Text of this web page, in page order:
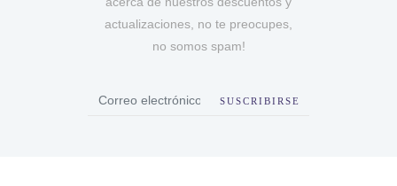
actualizaciones, no te preocupes,
no somos spam!
SUSCRIBIRSE